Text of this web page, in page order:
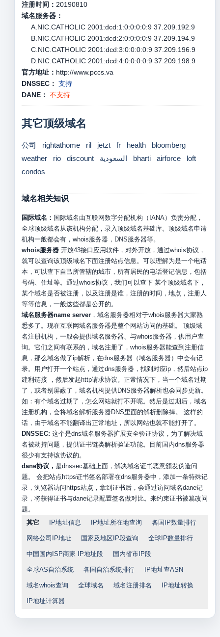
注册时间： 20190810
域名服务器：
A.NIC.CATHOLIC 2001:dcd:1:0:0:0:0:9 37.209.192.9
B.NIC.CATHOLIC 2001:dcd:2:0:0:0:0:9 37.209.194.9
C.NIC.CATHOLIC 2001:dcd:3:0:0:0:0:9 37.209.196.9
D.NIC.CATHOLIC 2001:dcd:4:0:0:0:0:9 37.209.198.9
官方地址： http://www.pccs.va
DNSSEC： 支持
DANE： 不支持
其它顶级域名
公司 rightathome ril jetzt fr health
bloomberg
weather
rio discount السعودية bharti airforce
loft
condos
域名相关知识
国际域名： 国际域名由互联网数字分配机构（IANA）负责分配，
全球顶级域名从该机构分配，录入顶级域名基础库。顶级域名申请
机构一般都会有，whois服务器，DNS服务器等。
whois服务器开放43接口应用软件，对外开放，通过whois协议，
就可以查询该顶级域名下面注册站点信息。可以理解为是一个电话
本，可以查下自己所管辖的城市，所有居民的电话登记信息，包括
号码、住址等。通过whois协议，我们可以查下 某个顶级域名下，
某个域名是否被注册，以及注册是谁，注册的时间，地点，注册人
等等信息，一般这些都是公开的。
域名服务器name server，域名服务器相对于whois服务器大家熟
悉多了。现在互联网域名服务器是整个网站访问的基础。 顶级域
名注册机构，一般会提供域名服务器、与whois服务器，供用户查
询。它们之间有联系的，域名注册了，whois服务器能查到注册信
息，那么域名做了ip解析，在dns服务器（域名服务器）中会有记
录。用户打开一个站点，通过dns服务器，找到对应ip，然后站点ip
建利链接 ，然后发起http请求协议。正常情况下，当一个域名过期
了，或者别屏蔽了，域名机构提供DNS服务器解析也会同步更新。
如：有个域名过期了，怎么网站就打不开呢。然后是过期后，域名
注册机构，会将域名解析服务器DNS里面的解析删除掉。 这样的
话，由于域名不能翻译出正常地址，所以网站也就不能打开了。
DNSSEC: 这个是dns域名服务器扩展安全验证协议，为了解决域
名被劫持问题，提供证书链类解析验证功能。目前国内dns服务器
很少有支持该协议的。
dane协议， 是dnssec基础上面，解决域名证书恶意颁发伪造问
题。 会把站点https证书签名部署在dns服务器中，添加一条特殊记
录，浏览器访问https站点，拿到证书后，会通过访问域名dane记
录，将获得证书与dane记录配置签名做对比。来约束证书被篡改问
题。
其它
IP地址信息 IP地址所在地查询 各国IP数量排行
网络公司IP地址 国家及地区IP段查询 全球IP数量排行
中国国内ISP商家 IP地址段 国内省市IP段
全球AS自治系统 各国自治系统排行 IP地址查ASN
域名whois查询 全球域名 域名注册排名 IP地址转换
IP地址计算器